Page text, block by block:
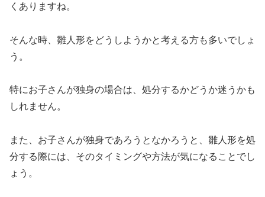
くありますね。
そんな時、雛人形をどうしようかと考える方も多いでしょ
う。
特にお子さんが独身の場合は、処分するかどうか迷うかも
しれません。
また、お子さんが独身であろうとなかろうと、雛人形を処
分する際には、そのタイミングや方法が気になることでし
ょう。